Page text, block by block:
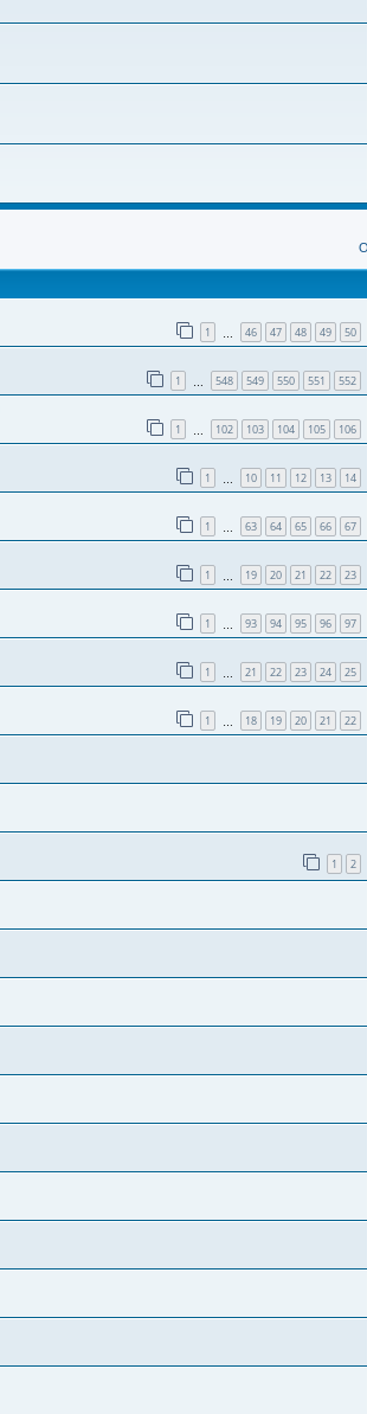
1 46 47 48 49 50
1 548 549 550 551 552
1 102 103 104 105 106
1 10 11 12 13 14
1 63 64 65 66 67
1 19 20 21 22 23
1 93 94 95 96 97
1 21 22 23 24 25
1 18 19 20 21 22
1 2